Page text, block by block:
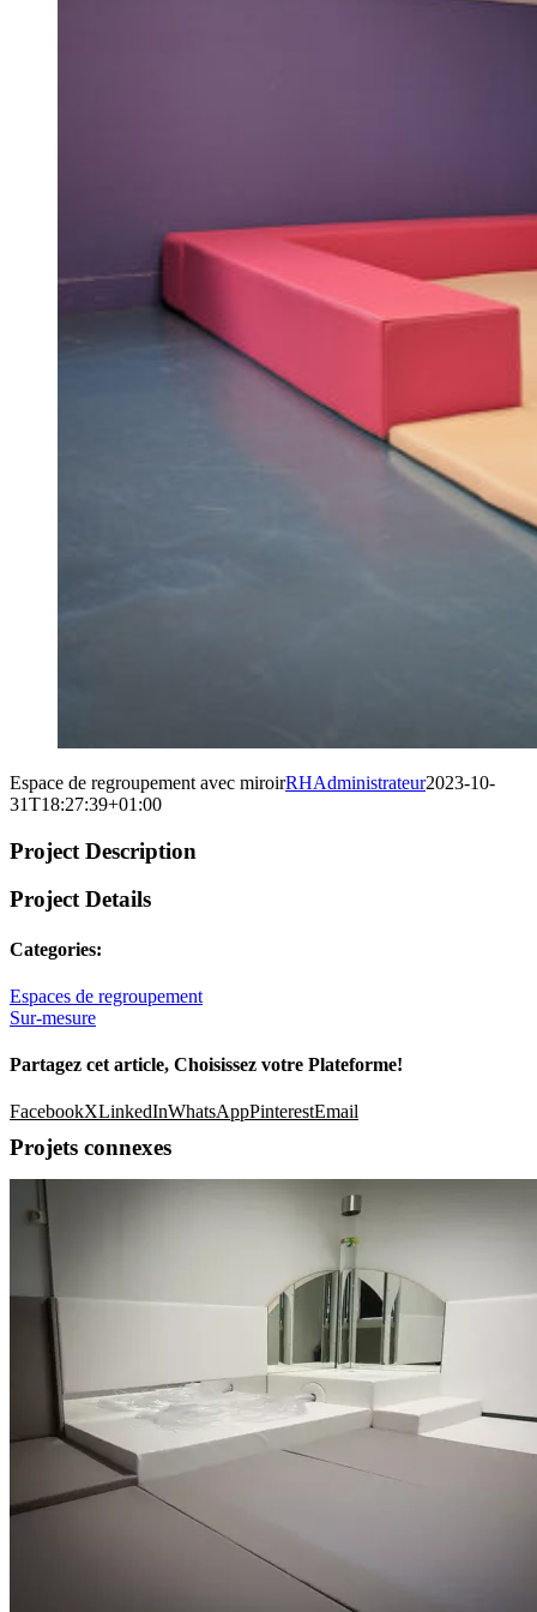
Espace de regroupement avec miroirRHAdministrateur2023-10-
31T18:27:39+01:00
Project Description
Project Details
Categories:
Espaces de regroupement
Sur-mesure
Partagez cet article, Choisissez votre Plateforme!
FacebookXLinkedInWhatsAppPinterestEmail
Projets connexes